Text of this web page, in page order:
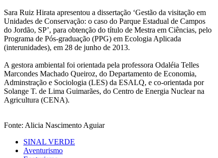
Sara Ruiz Hirata apresentou a dissertação ‘Gestão da visitação em
Unidades de Conservação: o caso do Parque Estadual de Campos
do Jordão, SP’, para obtenção do título de Mestra em Ciências, pelo
Programa de Pós-graduação (PPG) em Ecologia Aplicada
(interunidades), em 28 de junho de 2013.
A gestora ambiental foi orientada pela professora Odaléia Telles
Marcondes Machado Queiroz, do Departamento de Economia,
Adminstração e Sociologia (LES) da ESALQ, e co-orientada por
Solange T. de Lima Guimarães, do Centro de Energia Nuclear na
Agricultura (CENA).
Fonte: Alicia Nascimento Aguiar
SINAL VERDE
Aventurismo